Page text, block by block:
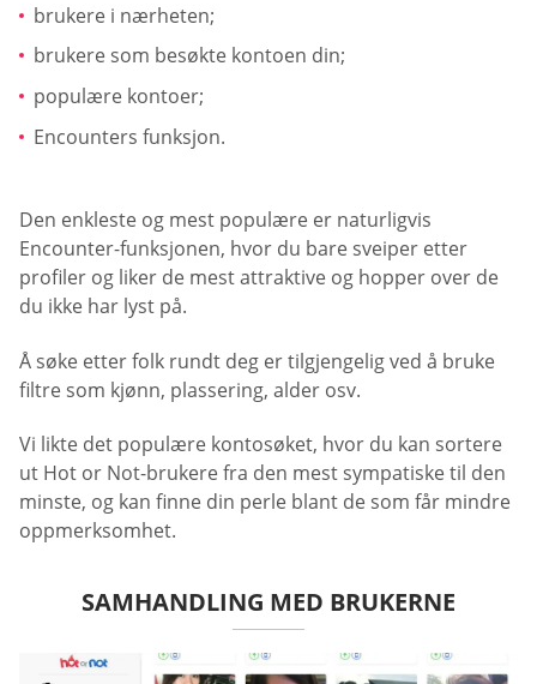
brukere i nærheten;
brukere som besøkte kontoen din;
populære kontoer;
Encounters funksjon.
Den enkleste og mest populære er naturligvis
Encounter-funksjonen, hvor du bare sveiper etter
profiler og liker de mest attraktive og hopper over de
du ikke har lyst på.
Å søke etter folk rundt deg er tilgjengelig ved å bruke
filtre som kjønn, plassering, alder osv.
Vi likte det populære kontosøket, hvor du kan sortere
ut Hot or Not-brukere fra den mest sympatiske til den
minste, og kan finne din perle blant de som får mindre
oppmerksomhet.
SAMHANDLING MED BRUKERNE